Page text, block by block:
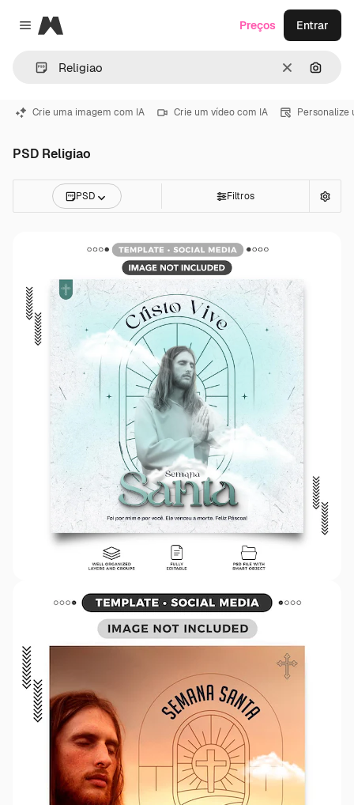
Close menu
Magnific
Limpar
Preços Entrar
Crie uma imagem com IA Crie um vídeo com IA Personalize
PSD Religiao
PSD Filtros